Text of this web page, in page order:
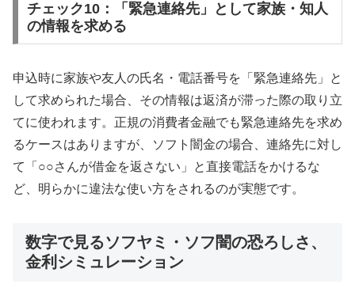
チェック10：「緊急連絡先」として家族・知人
の情報を求める
申込時に家族や友人の氏名・電話番号を「緊急連絡先」と
して求められた場合、その情報は返済が滞った際の取り立
てに使われます。正規の消費者金融でも緊急連絡先を求め
るケースはありますが、ソフト闇金の場合、連絡先に対し
て「○○さんが借金を返さない」と直接電話をかけるな
ど、明らかに違法な使い方をされるのが実態です。
数字で見るソフヤミ・ソフ闇の恐ろしさ、
金利シミュレーション